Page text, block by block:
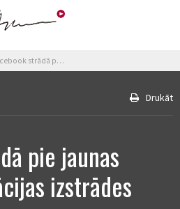
strādā pie jaunas mobilās aplikācijas izstrādes
Drukāt
pie jaunas
izstrādes